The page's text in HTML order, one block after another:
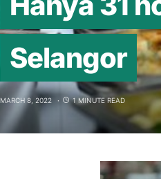
Selangor
MARCH 8, 2022 1 MINUTE READ